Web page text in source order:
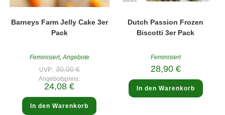
Barneys Farm Jelly Cake 3er
Pack
Feminisiert,Angebote
UVP: 30,00€Ursprünglicher
Preis
war:
Angebotspreis:
24,08€Aktueller
ist:
24,08 €.
In den Warenkorb
Dutch Passion Frozen
Biscotti 3er Pack
Feminisiert
28,90 €
In den Warenkorb